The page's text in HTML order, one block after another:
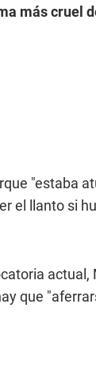
más cruel
"estaba
el llanto si
que